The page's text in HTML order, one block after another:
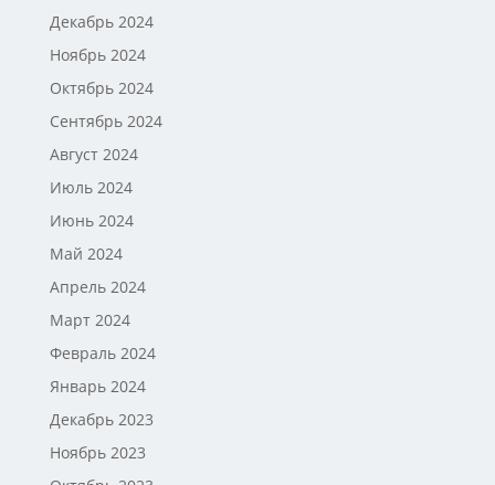
Декабрь 2024
Ноябрь 2024
Октябрь 2024
Сентябрь 2024
Август 2024
Июль 2024
Июнь 2024
Май 2024
Апрель 2024
Март 2024
Февраль 2024
Январь 2024
Декабрь 2023
Ноябрь 2023